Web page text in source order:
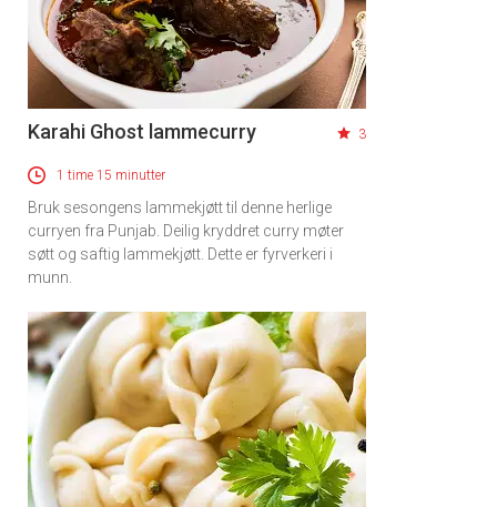
Karahi Ghost lammecurry 3
1 time 15 minutter
Bruk sesongens lammekjøtt til denne herlige
curryen fra Punjab. Deilig kryddret curry møter
søtt og saftig lammekjøtt. Dette er fyrverkeri i
munn.